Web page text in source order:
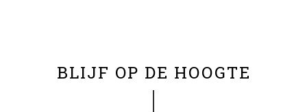
BLIJF OP DE HOOGTE